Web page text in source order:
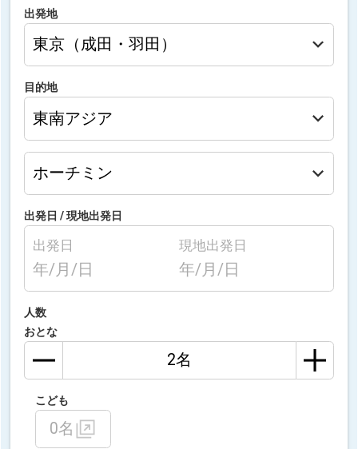
出発地
目的地
出発日 /現地出発日
出発日
年/月/日
現地出発日
年/月/日
人数
おとな
こども
0名